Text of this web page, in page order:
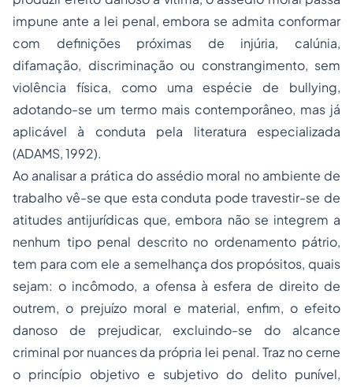
impune ante a lei penal, embora se admita conformar
com definições próximas de injúria, calúnia,
difamação, discriminação ou constrangimento, sem
violência física, como uma espécie de bullying,
adotando-se um termo mais contemporâneo, mas já
aplicável à conduta pela literatura especializada
(ADAMS, 1992).
Ao analisar a prática do assédio moral no ambiente de
trabalho vê-se que esta conduta pode travestir-se de
atitudes antijurídicas que, embora não se integrem a
nenhum tipo penal descrito no ordenamento pátrio,
tem para com ele a semelhança dos propósitos, quais
sejam: o incômodo, a ofensa à esfera de direito de
outrem, o prejuízo moral e material, enfim, o efeito
danoso de prejudicar, excluindo-se do alcance
criminal por nuances da própria lei penal. Traz no cerne
o princípio objetivo e subjetivo do delito punível,